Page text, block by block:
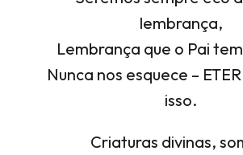
lembrança,
Lembrança que o Pai
Nunca nos esquece –
isso.
Criaturas divinas,